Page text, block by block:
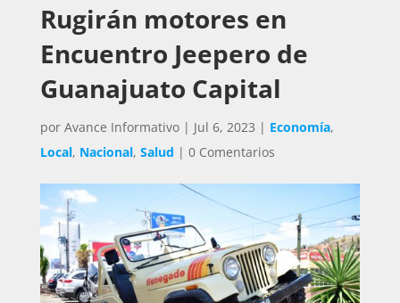
Rugirán motores en
Encuentro Jeepero de
Guanajuato Capital
por Avance Informativo| Jul 6, 2023 | Economía,
Local, Nacional, Salud | 0 Comentarios